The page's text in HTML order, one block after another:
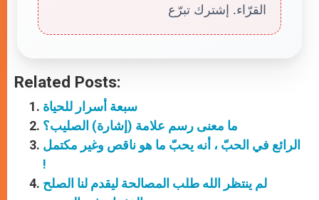
القرّاء. إشترك تبرّع
Related Posts:
سبعة أسرار للحياة
ما معنى رسم علامة (إشارة) الصليب؟
الرائع في الحبّ ، أنه يحبّ ما هو ناقص وغير مكتمل
!
لم ينتظر الله طلب المصالحة ليقدم لنا الصلح